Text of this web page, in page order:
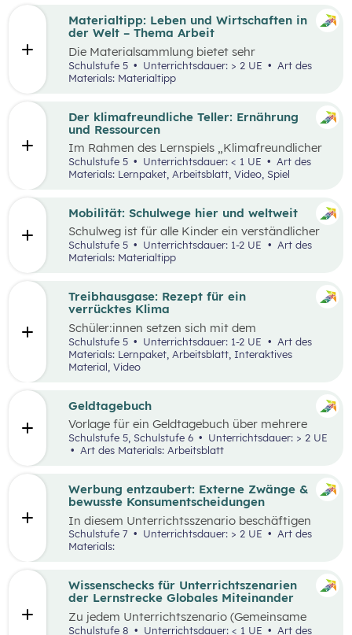
Werbung entzaubert: Externe Zwänge &
bewusste Konsumentscheidungen
In diesem Unterrichtsszenario beschäftigen
sich die Schüler:innen mit den Themen
„Werbung“ und „Konsumentscheidungen“. Zu
Zentrum. Davon ausgehend werden
unterschiedliche externe Zwänge sowie Vor-
Schulstufe 7 Unterrichtsdauer: > 2 UE
Art des
Materials:
Wissenschecks für Unterrichtszenarien
der Lernstrecke Globales Miteinander
Zu jedem Unterrichtszenario (Gemeinsame
Vertiefung) wiez.B.:Globalisierung und ich,
Schulstufe 8 Unterrichtsdauer: < 1 UE
Treibhausgase: Rezept für ein
verrücktes Klima
Schüler:innen setzen sich mit dem
menschengemachten und natürlichen
Treibhauseffekt sowie daraus resultierenden
Folgen in unterschiedlichen Lebens- und
Wirtschaftsbereichen auseinander. Außerdem
Umwelt-Beziehung
Kopfstand-Brainstorming individuelle und
kollektive Handlungsoptionen zur
Klimawandelanpassung.
Schulstufe 5 Unterrichtsdauer: 1-2 UE
Materials: Lernpaket, Arbeitsblatt, Interaktives
Material, Video
Der klimafreundliche Teller: Ernährung
und Ressourcen
Im Rahmen des Lernspiels „Klimafreundlicher
Teller“ lernen die Schüler:innen
klimafreundlichere und klimaschädlichere
Lebensmittel (gemessen am Wasser- und CO2-
hohen Ressourcenverbrauch kennen.
Schulstufe 5 Unterrichtsdauer: < 1 UE
Materials: Lernpaket, Arbeitsblatt, Video, Spiel
Mobilität: Schulwege hier und weltweit
Schulweg ist für alle Kinder ein verständlicher
Begriff und eine weltweite Gemeinsamkeit.
Doch der Weg ist durch die Lage der Schule und
Schulstufe 5 Unterrichtsdauer: 1-2 UE
Art des
Materials: Materialtipp
Materialtipp: Leben und Wirtschaften in
der Welt – Thema Arbeit
Die Materialsammlung bietet sehr
unterschiedliche Aspekte in Bezug auf das
Thema Arbeit für den Unterricht.
Schulstufe 5 Unterrichtsdauer: > 2 UE
Materials: Materialtipp
Geldtagebuch
Vorlage für ein Geldtagebuch über mehrere
Wochen im Excel Format
Schulstufe 5, Schulstufe 6
Unterrichtsdauer: > 2 UE
Art des Materials: Arbeitsblatt